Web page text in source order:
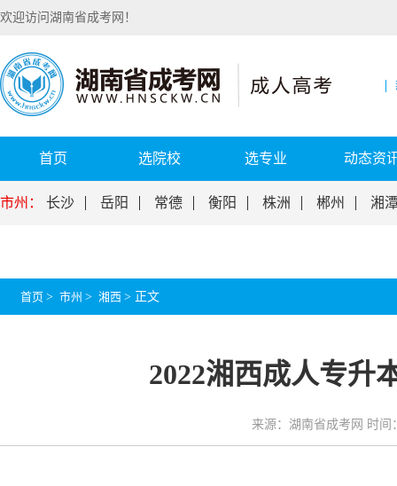
欢迎访问湖南省成考网！
首页 选院校 选专业 动态资
市州： 长沙 岳阳 常德 衡阳 株洲 郴州 湘
首页 > 市州 > 湘西 > 正文
2022湘西成人专升
来源：湖南省成考网 时间